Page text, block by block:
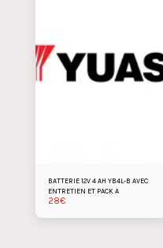
BATTERIE 12V 4 AH YB4L-B AVEC
ENTRETIEN ET PACK A
28€